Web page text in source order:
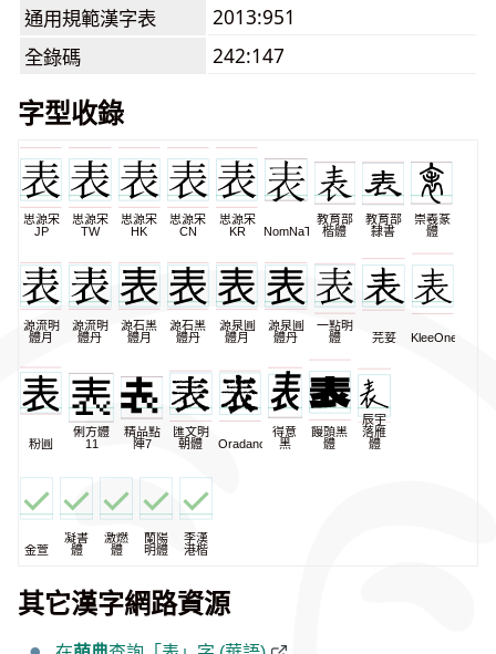
通用規範漢字表
2013:951
全錄碼
242:147
字型收錄
思源宋
JP
思源宋
TW
思源宋
HK
思源宋
CN
思源宋
KR
NomNaTong
教育部
楷體
教育部
隸書
崇羲篆
體
源流明
體月
源流明
體丹
源石黑
體月
源石黑
體丹
源泉圓
體月
源泉圓
體丹
一點明
體
芫荽 KleeOne
粉圓
俐方體
11
精品點
陣7
匯文明
朝體
Oradano
得意
黑
饅頭黑
體
辰宇
落雁
體
金萱
凝書
體
激燃
體
蘭陽
明體
李漢
港楷
其它漢字網路資源